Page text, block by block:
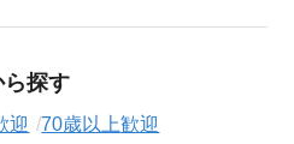
探す
迎 70歳以上歓迎